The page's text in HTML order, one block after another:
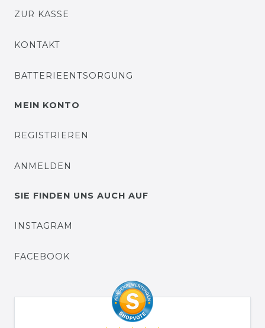
ZUR KASSE
KONTAKT
BATTERIEENTSORGUNG
MEIN KONTO
REGISTRIEREN
ANMELDEN
SIE FINDEN UNS AUCH AUF
INSTAGRAM
FACEBOOK